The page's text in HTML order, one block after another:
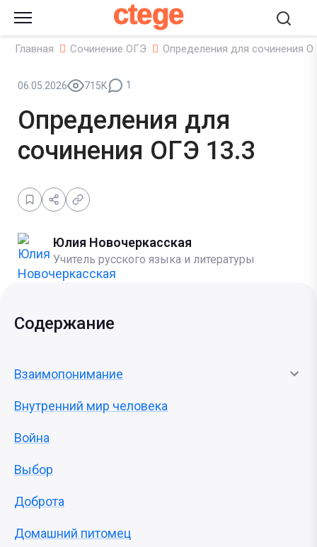
ctege
Главная Сочинение ОГЭ Определения для сочинения
06.05.2026 715K 1
Определения для
сочинения ОГЭ 13.3
Юлия Новочеркасская
Учитель русского языка и литературы
Содержание
Взаимопонимание
Внутренний мир человека
Война
Выбор
Доброта
Домашний питомец